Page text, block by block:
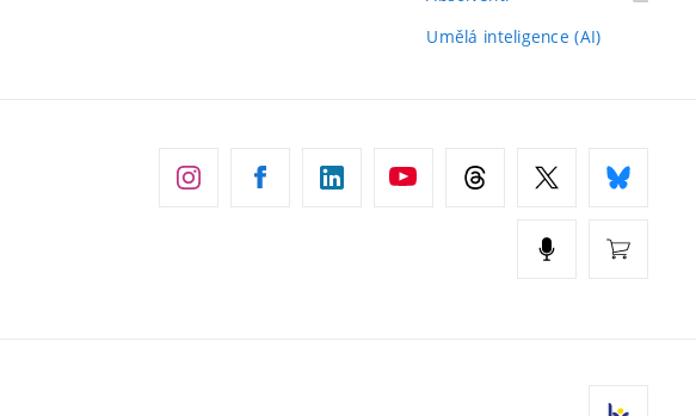
Umělá inteligence (AI)